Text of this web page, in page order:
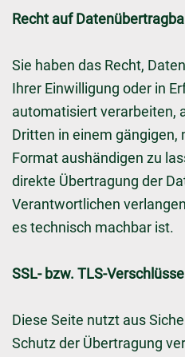
Recht auf
Sie haben das Recht,
Ihrer Einwilligung oder in
automatisiert verarbeiten,
Dritten in einem gängigen,
Format aushändigen zu
direkte Übertragung der
Verantwortlichen
es technisch machbar ist.
SSL- bzw. TLS-
Diese Seite nutzt aus
Schutz der Übertragung